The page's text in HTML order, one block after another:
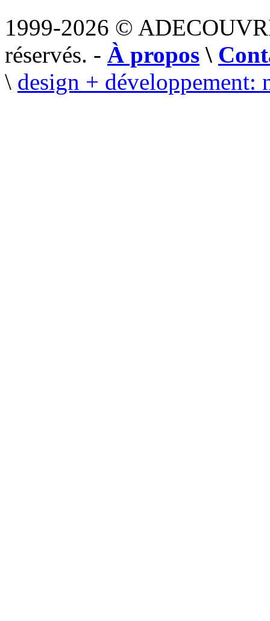
1999-2026 ©
réservés. - À propos \
\ design + développement: